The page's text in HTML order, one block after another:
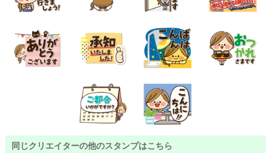
同じクリエイターの他のスタンプはこちら